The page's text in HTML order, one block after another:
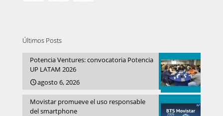
Últimos Posts
Potencia Ventures: convocatoria Potencia
UP LATAM 2026
agosto 6, 2026
Movistar promueve el uso responsable
del smartphone